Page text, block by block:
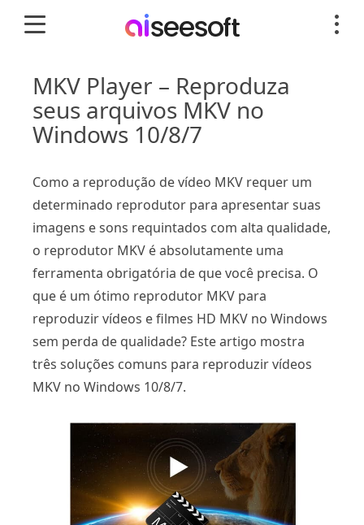
MKV Player – Reproduza
seus arquivos MKV no
Windows 10/8/7
Como a reprodução de vídeo MKV requer um
determinado reprodutor para apresentar suas
imagens e sons requintados com alta qualidade,
o reprodutor MKV é absolutamente uma
ferramenta obrigatória de que você precisa. O
que é um ótimo reprodutor MKV para
reproduzir vídeos e filmes HD MKV no Windows
sem perda de qualidade? Este artigo mostra
três soluções comuns para reproduzir vídeos
MKV no Windows 10/8/7.